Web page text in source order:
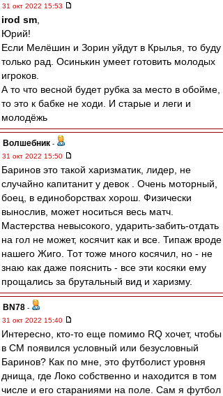
31 окт 2022 15:53
irod sm
Юрий!
Если Мелёшин и Зорин уйдут в Крылья, то буду
только рад. Осинькин умеет готовить молодых
игроков.
А то что весной будет рубка за место в обойме,
то это к бабке не ходи. И старые и леги и
молодёжь
Волшебник -
31 окт 2022 15:50
Баринов это такой харизматик, лидер, не
случайно капитанит у девок . Очень моторный,
боец, в единоборствах хорош. Физически
вынослив, может носиться весь матч.
Мастерства невысокого, ударить-забить-отдать
на гол не может, косячит как и все. Типаж вроде
нашего Жиго. Тот тоже много косячил, но - не
знаю как даже пояснить - все эти косяки ему
прощались за брутальный вид и харизму.
BN78 -
31 окт 2022 15:40
Интересно, кто-то еще помимо RQ хочет, чтобы
в СМ появился условный или безусловный
Баринов? Как по мне, это футболист уровня
днища, где Локо собственно и находится в том
числе и его стараниями на поле. Сам я футбол